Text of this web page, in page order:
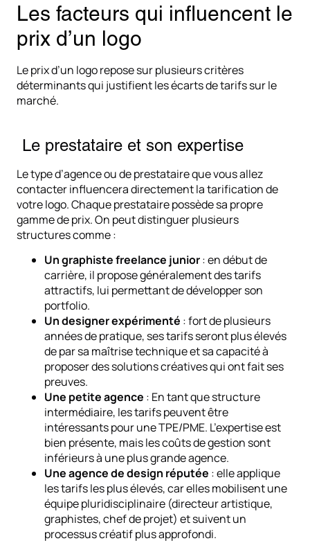
Les facteurs qui influencent le
prix d’un logo
Le prix d’un logo repose sur plusieurs critères
déterminants qui justifient les écarts de tarifs sur le
marché.
Le prestataire et son expertise
Le type d’agence ou de prestataire que vous allez
contacter influencera directement la tarification de
votre logo. Chaque prestataire possède sa propre
gamme de prix. On peut distinguer plusieurs
structures comme :
Un graphiste freelance junior: en début de
carrière, il propose généralement des tarifs
attractifs, lui permettant de développer son
portfolio.
Un designer expérimenté : fort de plusieurs
années de pratique, ses tarifs seront plus élevés
de par sa maîtrise technique et sa capacité à
proposer des solutions créatives qui ont fait ses
preuves.
Une petite agence : En tant que structure
intermédiaire, les tarifs peuvent être
intéressants pour une TPE/PME. L’expertise est
bien présente, mais les coûts de gestion sont
inférieurs à une plus grande agence.
Une agence de design réputée : elle applique
les tarifs les plus élevés, car elles mobilisent une
équipe pluridisciplinaire (directeur artistique,
graphistes, chef de projet) et suivent un
processus créatif plus approfondi.